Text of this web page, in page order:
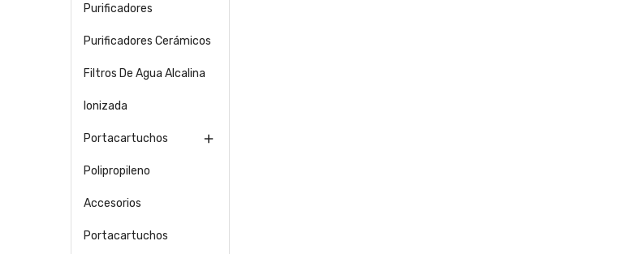
Purificadores
Purificadores Cerámicos
Filtros De Agua Alcalina
Ionizada
Portacartuchos
Polipropileno

Accesorios
Portacartuchos